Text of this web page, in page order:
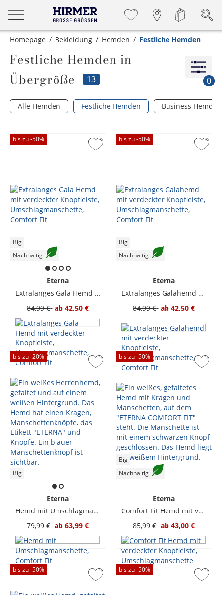
Homepage Bekleidung Hemden Festliche Hemden
Festliche Hemden in
Übergröße
13 0
Alle Hemden Festliche Hemden Business Hemden
bis zu -50%
Big
Nachhaltig
Eterna
Extralanges Gala Hemd mit verdeckter Knopfleiste, Umschlagmanschette, Comfort Fit
84,99 € ab 42,50 €
bis zu -50%
Big
Nachhaltig
Eterna
Extralanges Galahemd mit verdeckter Knopfleiste, Umschlagmanschette, Comfort Fit
84,99 € ab 42,50 €
bis zu -20%
Big
Eterna
Hemd mit Umschlagmanschette, Comfort Fit
79,99 € ab 63,99 €
bis zu -50%
Big
Nachhaltig
Eterna
Comfort Fit Hemd mit verdeckter Knopfleiste, Umschlagmanschette
85,99 € ab 43,00 €
bis zu -50% bis zu -50%